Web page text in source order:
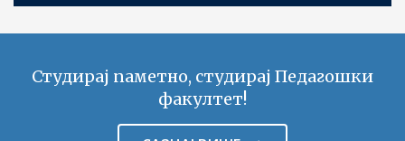
Студирај паметно, студирај Педагошки
факултет!